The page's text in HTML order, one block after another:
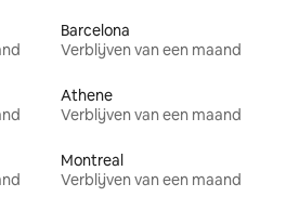
Barcelona
Verblijven van een maand
Athene
Verblijven van een maand
Montreal
Verblijven van een maand